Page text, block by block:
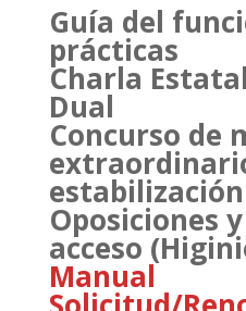
Guía del
prácticas
Charla
Dual
Concurso de
estabilización
Oposiciones
acceso
Manual